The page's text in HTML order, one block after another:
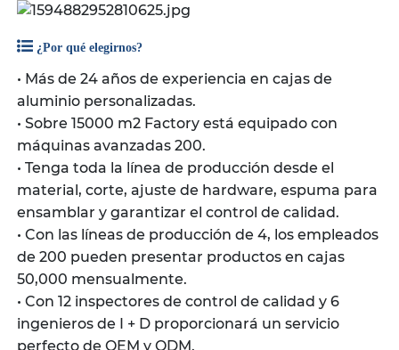
¿Por qué elegirnos?
• Más de 24 años de experiencia en cajas de
aluminio personalizadas.
• Sobre 15000 m2 Factory está equipado con
máquinas avanzadas 200.
• Tenga toda la línea de producción desde el
material, corte, ajuste de hardware, espuma para
ensamblar y garantizar el control de calidad.
• Con las líneas de producción de 4, los empleados
de 200 pueden presentar productos en cajas
50,000 mensualmente.
• Con 12 inspectores de control de calidad y 6
ingenieros de I + D proporcionará un servicio
perfecto de OEM y ODM.